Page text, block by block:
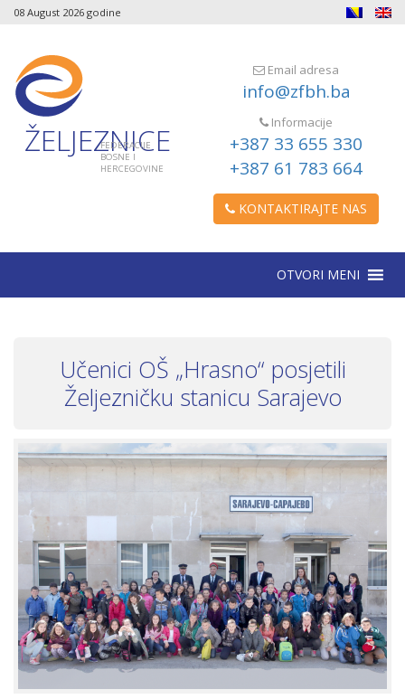
08 August 2026 godine
ŽELJEZNICE
FEDERACIJE
BOSNE I
HERCEGOVINE
Email adresa
info@zfbh.ba
Informacije
+387 33 655 330
+387 61 783 664
KONTAKTIRAJTE NAS
OTVORI MENI
Učenici OŠ „Hrasno“ posjetili
Željezničku stanicu Sarajevo